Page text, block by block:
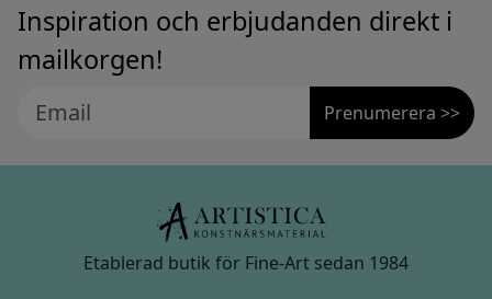
Inspiration och erbjudanden direkt i
mailkorgen!
Prenumerera >>
Etablerad butik för Fine-Art sedan 1984